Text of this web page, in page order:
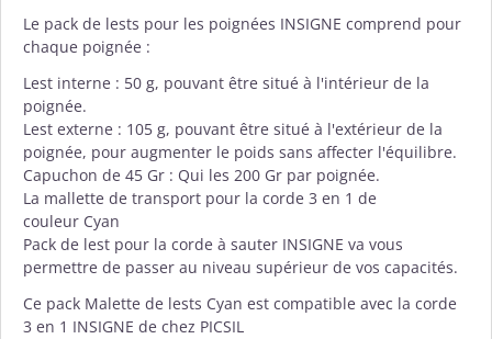
Le pack de lests pour les poignées INSIGNE comprend pour
chaque poignée :
Lest interne : 50 g, pouvant être situé à l'intérieur de la
poignée.
Lest externe : 105 g, pouvant être situé à l'extérieur de la
poignée, pour augmenter le poids sans affecter l'équilibre.
Capuchon de 45 Gr : Qui les 200 Gr par poignée.
La mallette de transport pour la corde 3 en 1 de
couleur Cyan
Pack de lest pour la corde à sauter INSIGNE va vous
permettre de passer au niveau supérieur de vos capacités.
Ce pack Malette de lests Cyan est compatible avec la corde
3 en 1 INSIGNE de chez PICSIL